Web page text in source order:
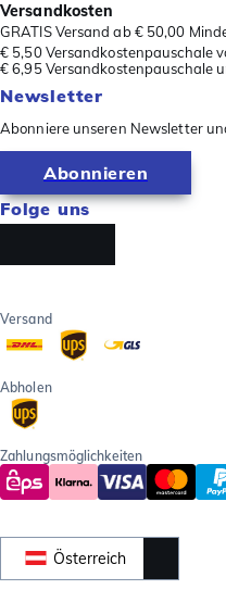
Versandkosten
GRATIS Versand ab € 50,00
€ 5,50 Versandkostenpauschale
€ 6,95 Versandkostenpauschale
Newsletter
Abonniere unseren Newsletter
Abonnieren
Folge uns
Versand
Abholen
Zahlungsmöglichkeiten
Österreich